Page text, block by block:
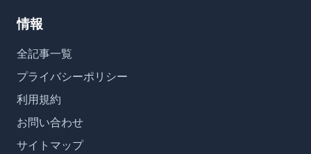
情報
全記事一覧
プライバシーポリシー
利用規約
お問い合わせ
サイトマップ